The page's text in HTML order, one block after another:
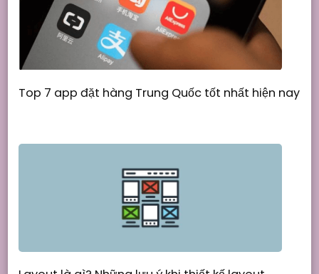
Top 7 app đặt hàng Trung Quốc tốt nhất hiện nay